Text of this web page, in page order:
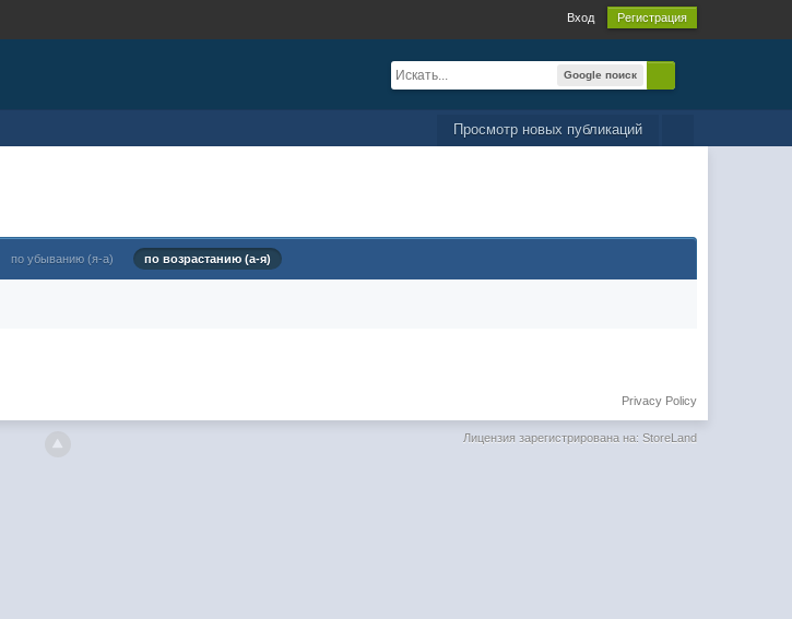
Вход Регистрация
Google поиск
Просмотр новых публикаций
по убыванию (я-а) по возрастанию (а-я)
Privacy Policy
Лицензия зарегистрирована на: StoreLand